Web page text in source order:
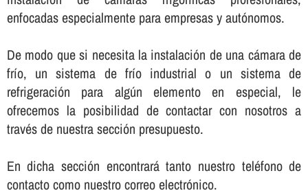
enfocadas especialmente para empresas y autónomos.
De modo que si necesita la instalación de una cámara de
frí­o, un sistema de frí­o industrial o un sistema de
refrigeración para algún elemento en especial, le
ofrecemos la posibilidad de contactar con nosotros a
través de nuestra sección presupuesto.
En dicha sección encontrará tanto nuestro teléfono de
contacto como nuestro correo electrónico.